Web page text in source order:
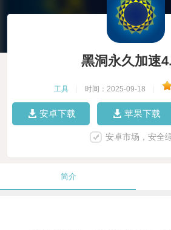
黑洞永久加速
工具 时间：2025-09-18
安卓下载 苹果下载
安卓市场，安全
简介